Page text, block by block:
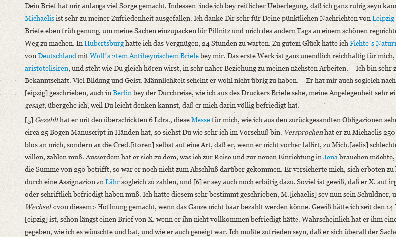
OAI Id: DE-1a-34222
Classification Number: Mscr.Dresd.e.90,XIX,Bd.24.b,Nr.82
Number of Pages: 24 S. auf Doppelbl., hs. m. U.
Format: 19 x 11,5 cm
Language
German
Dein Brief hat mir anfangs viel Sorge gemacht. Indessen finde ich bey reiflicher Ueberlegung, daß ich ganz ruhig seyn
Michaelisist sehr zu meiner Zufriedenheit ausgefallen. Ich danke Dir sehr für Deine pünktlichen Nachrichten von Leipzig
Briefe eben früh genung, um meine Sachen einzupacken für Pillnitz und mich des andern Tags an einem schönen
Weg zu machen. InHubertsburghatte ich das Vergnügen, 24 Stunden zu warten. Zu gutem Glück hatte ich Fichteʼs
von Deutschland mitWolfʼs 2tem Antiheynischem Briefebey mir. Das erste Werk ist ganz unendlich reichhaltig für mich,
aristotelisiren, und steht wie Du gleich hören wirst, in sehr naher Beziehung zu meinen nächsten Arbeiten. – Ich bin
Bekanntschaft. Viel Bildung und Geist. Männlichkeit scheint er wohl nicht übrig zu haben. – Er hat mir auch sogleich
[eipzig] geschrieben, auch inBerlinbey der Durchreise, wie ich aus des Druckers Briefe sehe, meine Angelegenheit sehr
gesagt, übergehe ich, weil Du leicht denken kannst, daß er mich darin völlig befriedigt hat. –
[5] Gezahlthat er mit den überschickten 6 Ldrs., dieseMessefür mich, wie ich aus den zurückgesandten Obligazionen
circa 25 Bogen Manuscript in Händen hat, so siehst Du wie sehr ich im Vorschuß bin. Versprochenhat er zu Michaelis
blos an mich, sondern an die Cred.[itoren] selbst auf eine Art, daß er, wenn er nicht vorher fallirt, zu Mich.[aelis]
willen, zahlen muß. Ausserdem hat er sich zu dem, was ich zur Reise und zur neuen Einrichtung inJenabrauchen
die Summe von 250 betrifft, so war er noch nicht zum Abschluß darüber gekommen. Er versicherte mich, sich erboten
durch eine Assignazion anLährsogleich zu zahlen, und [6] er sey auch noch erbötig dazu. Soviel ist gewiß, daß er X. auf
oder schriftlich befriedigt haben muß. Ich hatte diesem sehr bestimmt geschrieben, M.[ichaelis] sey nun sein Schuldner,
Wechsel<von diesem> Hoffnung gemacht, wenn das Ganze nicht baar bezahlt werden könne. Gewiß hätte ich seit den 14
[eipzig] ist, schon längst einen Brief von X. wenn er ihn nicht vollkommen befriedigt hätte. Wahrscheinlich hat er ihm
gegeben, wie ich es wünschte und bat, und wie er auch geneigt war. Ich mußte zufrieden seyn, daß er sich überall der